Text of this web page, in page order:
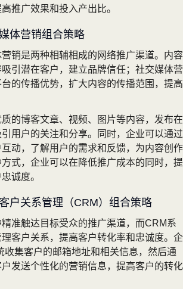
推广效果和投入产出比。
体营销组合策略
销是两种相辅相成的网络推广渠道。内容
引潜在客户，建立品牌信任；社交媒体营
的传播优势，扩大内容的传播范围，提高
的博客文章、视频、图片等内容，发布在
用户的关注和分享。同时，企业可以通过
动，了解用户的需求和反馈，为内容创作
式，企业可以在降低推广成本的同时，提
诚度。
户关系管理（CRM）组合策略
准触达目标受众的推广渠道，而CRM系
客户关系，提高客户转化率和忠诚度。企
收集客户的邮箱地址和相关信息，然后通
发送个性化的营销信息，提高客户的转化